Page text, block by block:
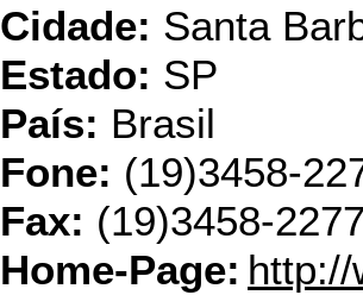
Cidade: Santa
Estado: SP
País: Brasil
Fone: (19)3458-
Fax: (19)3458-2277
Home-Page: